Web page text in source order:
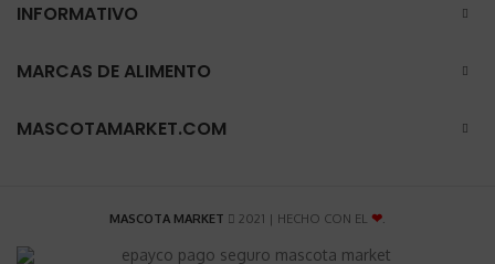
INFORMATIVO
MARCAS DE ALIMENTO
MASCOTAMARKET.COM
MASCOTA MARKET 2021 | HECHO CON EL ❤.